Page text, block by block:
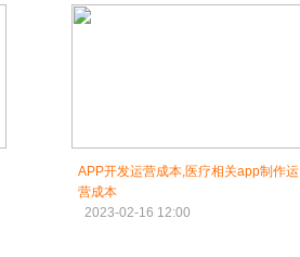
APP开发运营成本,医疗相关app制作运
营成本
2023-02-16 12:00